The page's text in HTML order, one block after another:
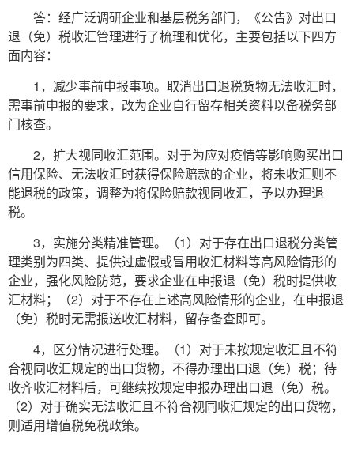
答：经广泛调研企业和基层税务部门，《公告》对出口
退（免）税收汇管理进行了梳理和优化，主要包括以下四方
面内容：
1，减少事前申报事项。取消出口退税货物无法收汇时，
需事前申报的要求，改为企业自行留存相关资料以备税务部
门核查。
2，扩大视同收汇范围。对于为应对疫情等影响购买出口
信用保险、无法收汇时获得保险赔款的企业，将未收汇则不
能退税的政策，调整为将保险赔款视同收汇，予以办理退
税。
3，实施分类精准管理。（1）对于存在出口退税分类管
理类别为四类、提供过虚假或冒用收汇材料等高风险情形的
企业，强化风险防范，要求企业在申报退（免）税时提供收
汇材料；（2）对于不存在上述高风险情形的企业，在申报退
（免）税时无需报送收汇材料，留存备查即可。
4，区分情况进行处理。（1）对于未按规定收汇且不符
合视同收汇规定的出口货物，不得办理出口退（免）税；待
收齐收汇材料后，可继续按规定申报办理出口退（免）税。
（2）对于确实无法收汇且不符合视同收汇规定的出口货物，
则适用增值税免税政策。